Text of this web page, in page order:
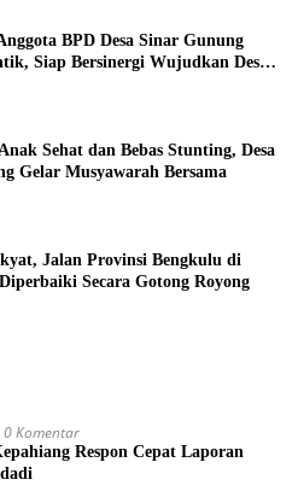
BPD Desa Sinar Gunung
Siap Bersinergi Wujudkan Desa
Sehat dan Bebas Stunting, Desa
Gelar Musyawarah Bersama
Jalan Provinsi Bengkulu di
Secara Gotong Royong
0 Komentar
Respon Cepat Laporan